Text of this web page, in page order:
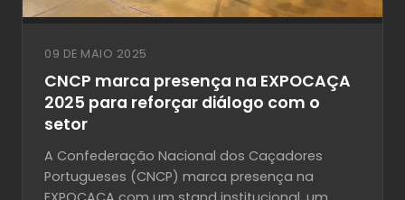
09 DE MAIO 2025
CNCP marca presença na EXPOCAÇA
2025 para reforçar diálogo com o
setor
A Confederação Nacional dos Caçadores
Portugueses (CNCP) marca presença na